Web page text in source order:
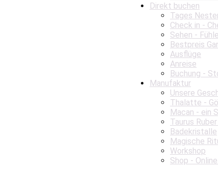
Direkt buchen
Tages
Check in -
Sehen -
Bestpreis
Ausflüge
Anreise
Buchung -
Manufaktur
Unsere
Thalatte -
Macan - ein
Taurus
Badekristalle
Magische
Workshop
Shop -